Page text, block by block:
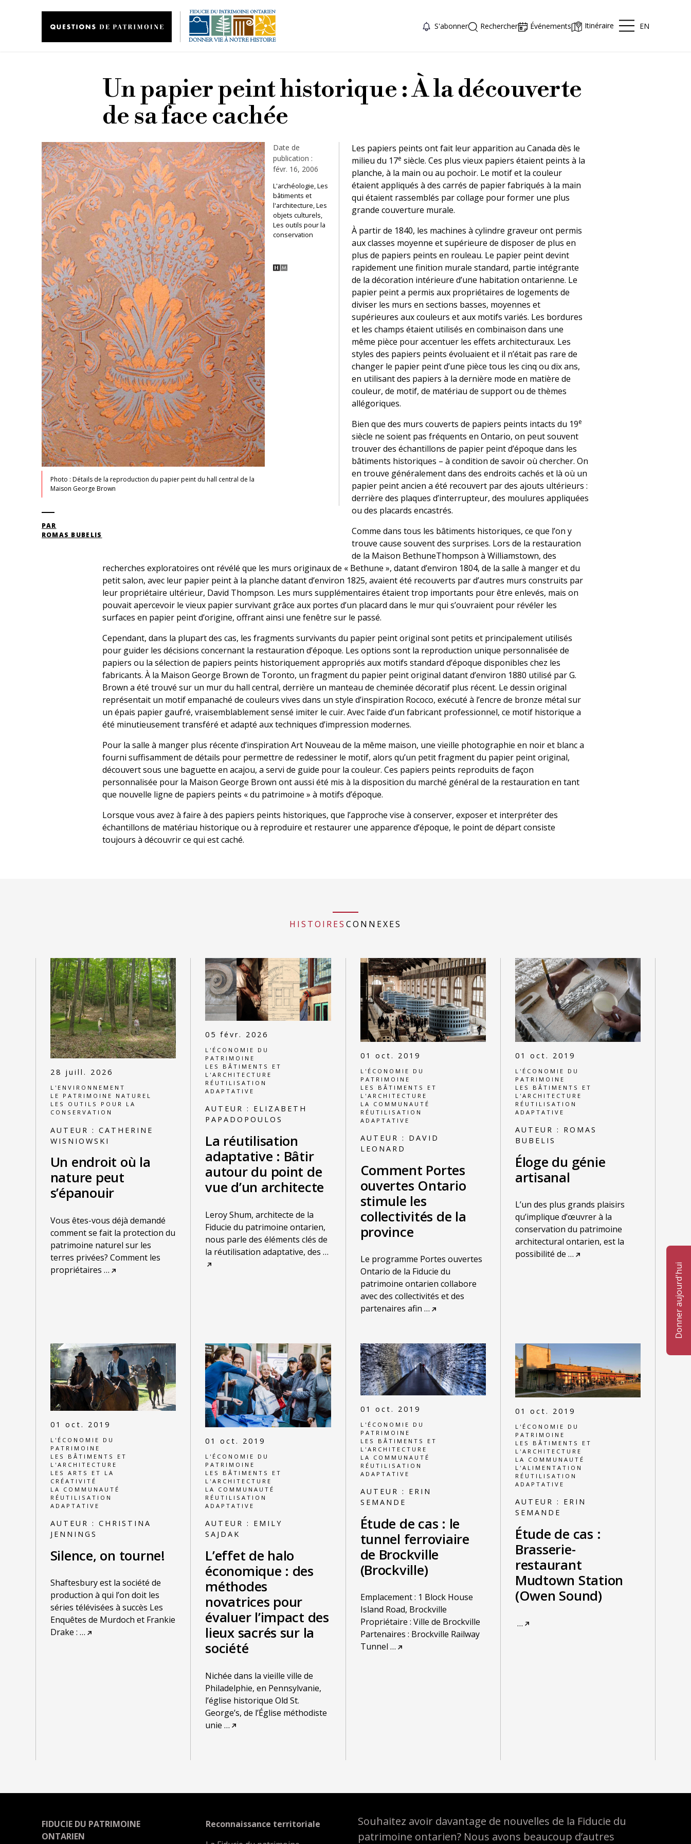
S'abonner Rechercher Événements Itinéraire EN
Donner aujourd'hui
Un papier peint historique : À la découverte
de sa face cachée
Photo : Détails de la reproduction du papier peint du hall central de la
Maison George Brown
Date de
publication :
févr. 16, 2006
L'archéologie, Les
bâtiments et
l'architecture, Les
objets culturels,
Les outils pour la
conservation
PAR
ROMAS BUBELIS
Les papiers peints ont fait leur apparition au Canada dès le
milieu du 17e siècle. Ces plus vieux papiers étaient peints à la
planche, à la main ou au pochoir. Le motif et la couleur
étaient appliqués à des carrés de papier fabriqués à la main
qui étaient rassemblés par collage pour former une plus
grande couverture murale.
À partir de 1840, les machines à cylindre graveur ont permis
aux classes moyenne et supérieure de disposer de plus en
plus de papiers peints en rouleau. Le papier peint devint
rapidement une finition murale standard, partie intégrante
de la décoration intérieure d’une habitation ontarienne. Le
papier peint a permis aux propriétaires de logements de
diviser les murs en sections basses, moyennes et
supérieures aux couleurs et aux motifs variés. Les bordures
et les champs étaient utilisés en combinaison dans une
même pièce pour accentuer les effets architecturaux. Les
styles des papiers peints évoluaient et il n’était pas rare de
changer le papier peint d’une pièce tous les cinq ou dix ans,
en utilisant des papiers à la dernière mode en matière de
couleur, de motif, de matériau de support ou de thèmes
allégoriques.
Bien que des murs couverts de papiers peints intacts du 19e
siècle ne soient pas fréquents en Ontario, on peut souvent
trouver des échantillons de papier peint d’époque dans les
bâtiments historiques – à condition de savoir où chercher. On
en trouve généralement dans des endroits cachés et là où un
papier peint ancien a été recouvert par des ajouts ultérieurs :
derrière des plaques d’interrupteur, des moulures appliquées
ou des placards encastrés.
Comme dans tous les bâtiments historiques, ce que l’on y
trouve cause souvent des surprises. Lors de la restauration
de la Maison BethuneThompson à Williamstown, des
recherches exploratoires ont révélé que les murs originaux de « Bethune », datant d’environ 1804, de la salle à manger et du
petit salon, avec leur papier peint à la planche datant d’environ 1825, avaient été recouverts par d’autres murs construits par
leur propriétaire ultérieur, David Thompson. Les murs supplémentaires étaient trop importants pour être enlevés, mais on
pouvait apercevoir le vieux papier survivant grâce aux portes d’un placard dans le mur qui s’ouvraient pour révéler les
surfaces en papier peint d’origine, offrant ainsi une fenêtre sur le passé.
Cependant, dans la plupart des cas, les fragments survivants du papier peint original sont petits et principalement utilisés
pour guider les décisions concernant la restauration d’époque. Les options sont la reproduction unique personnalisée de
papiers ou la sélection de papiers peints historiquement appropriés aux motifs standard d’époque disponibles chez les
fabricants. À la Maison George Brown de Toronto, un fragment du papier peint original datant d’environ 1880 utilisé par G.
Brown a été trouvé sur un mur du hall central, derrière un manteau de cheminée décoratif plus récent. Le dessin original
représentait un motif empanaché de couleurs vives dans un style d’inspiration Rococo, exécuté à l’encre de bronze métal sur
un épais papier gaufré, vraisemblablement sensé imiter le cuir. Avec l’aide d’un fabricant professionnel, ce motif historique a
été minutieusement transféré et adapté aux techniques d’impression modernes.
Pour la salle à manger plus récente d’inspiration Art Nouveau de la même maison, une vieille photographie en noir et blanc a
fourni suffisamment de détails pour permettre de redessiner le motif, alors qu’un petit fragment du papier peint original,
découvert sous une baguette en acajou, a servi de guide pour la couleur. Ces papiers peints reproduits de façon
personnalisée pour la Maison George Brown ont aussi été mis à la disposition du marché général de la restauration en tant
que nouvelle ligne de papiers peints « du patrimoine » à motifs d’époque.
Lorsque vous avez à faire à des papiers peints historiques, que l’approche vise à conserver, exposer et interpréter des
échantillons de matériau historique ou à reproduire et restaurer une apparence d’époque, le point de départ consiste
toujours à découvrir ce qui est caché.
HISTOIRES CONNEXES
28 juill. 2026
L'ENVIRONNEMENT
LE PATRIMOINE NATUREL
LES OUTILS POUR LA
CONSERVATION
AUTEUR : CATHERINE
WISNIOWSKI
Un endroit où la
nature peut
s’épanouir
Vous êtes-vous déjà demandé
comment se fait la protection du
patrimoine naturel sur les
terres privées? Comment les
propriétaires …
05 févr. 2026
L'ÉCONOMIE DU
PATRIMOINE
LES BÂTIMENTS ET
L'ARCHITECTURE
RÉUTILISATION
ADAPTATIVE
AUTEUR : ELIZABETH
PAPADOPOULOS
La réutilisation
adaptative : Bâtir
autour du point de
vue d’un architecte
Leroy Shum, architecte de la
Fiducie du patrimoine ontarien,
nous parle des éléments clés de
la réutilisation adaptative, des …
01 oct. 2019
L'ÉCONOMIE DU
PATRIMOINE
LES BÂTIMENTS ET
L'ARCHITECTURE
LA COMMUNAUTÉ
RÉUTILISATION
ADAPTATIVE
AUTEUR : DAVID
LEONARD
Comment Portes
ouvertes Ontario
stimule les
collectivités de la
province
Le programme Portes ouvertes
Ontario de la Fiducie du
patrimoine ontarien collabore
avec des collectivités et des
partenaires afin …
01 oct. 2019
L'ÉCONOMIE DU
PATRIMOINE
LES BÂTIMENTS ET
L'ARCHITECTURE
RÉUTILISATION
ADAPTATIVE
AUTEUR : ROMAS
BUBELIS
Éloge du génie
artisanal
L’un des plus grands plaisirs
qu’implique d’œuvrer à la
conservation du patrimoine
architectural ontarien, est la
possibilité de …
01 oct. 2019
L'ÉCONOMIE DU
PATRIMOINE
LES BÂTIMENTS ET
L'ARCHITECTURE
LES ARTS ET LA
CRÉATIVITÉ
LA COMMUNAUTÉ
RÉUTILISATION
ADAPTATIVE
AUTEUR : CHRISTINA
JENNINGS
Silence, on tourne!
Shaftesbury est la société de
production à qui l’on doit les
séries télévisées à succès Les
Enquêtes de Murdoch et Frankie
Drake : …
01 oct. 2019
L'ÉCONOMIE DU
PATRIMOINE
LES BÂTIMENTS ET
L'ARCHITECTURE
LA COMMUNAUTÉ
RÉUTILISATION
ADAPTATIVE
AUTEUR : EMILY
SAJDAK
L’effet de halo
économique : des
méthodes
novatrices pour
évaluer l’impact des
lieux sacrés sur la
société
Nichée dans la vieille ville de
Philadelphie, en Pennsylvanie,
l’église historique Old St.
George’s, de l’Église méthodiste
unie …
01 oct. 2019
L'ÉCONOMIE DU
PATRIMOINE
LES BÂTIMENTS ET
L'ARCHITECTURE
LA COMMUNAUTÉ
RÉUTILISATION
ADAPTATIVE
AUTEUR : ERIN
SEMANDE
Étude de cas : le
tunnel ferroviaire
de Brockville
(Brockville)
Emplacement : 1 Block House
Island Road, Brockville
Propriétaire : Ville de Brockville
Partenaires : Brockville Railway
Tunnel …
01 oct. 2019
L'ÉCONOMIE DU
PATRIMOINE
LES BÂTIMENTS ET
L'ARCHITECTURE
LA COMMUNAUTÉ
L'ALIMENTATION
RÉUTILISATION
ADAPTATIVE
AUTEUR : ERIN
SEMANDE
Étude de cas :
Brasserie-
restaurant
Mudtown Station
(Owen Sound)
…
FIDUCIE DU PATRIMOINE
ONTARIEN
Reconnaissance territoriale
Souhaitez avoir davantage de nouvelles de la Fiducie du
patrimoine ontarien? Nous avons beaucoup d’autres